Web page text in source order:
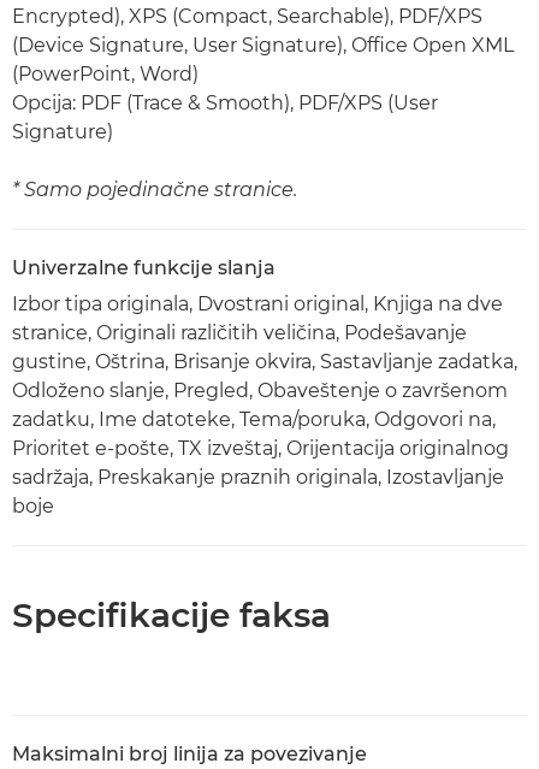
Encrypted), XPS (Compact, Searchable), PDF/XPS
(Device Signature, User Signature), Office Open XML
(PowerPoint, Word)
Opcija: PDF (Trace & Smooth), PDF/XPS (User
Signature)
* Samo pojedinačne stranice.
Univerzalne funkcije slanja
Izbor tipa originala, Dvostrani original, Knjiga na dve
stranice, Originali različitih veličina, Podešavanje
gustine, Oštrina, Brisanje okvira, Sastavljanje zadatka,
Odloženo slanje, Pregled, Obaveštenje o završenom
zadatku, Ime datoteke, Tema/poruka, Odgovori na,
Prioritet e-pošte, TX izveštaj, Orijentacija originalnog
sadržaja, Preskakanje praznih originala, Izostavljanje
boje
Specifikacije faksa
Maksimalni broj linija za povezivanje